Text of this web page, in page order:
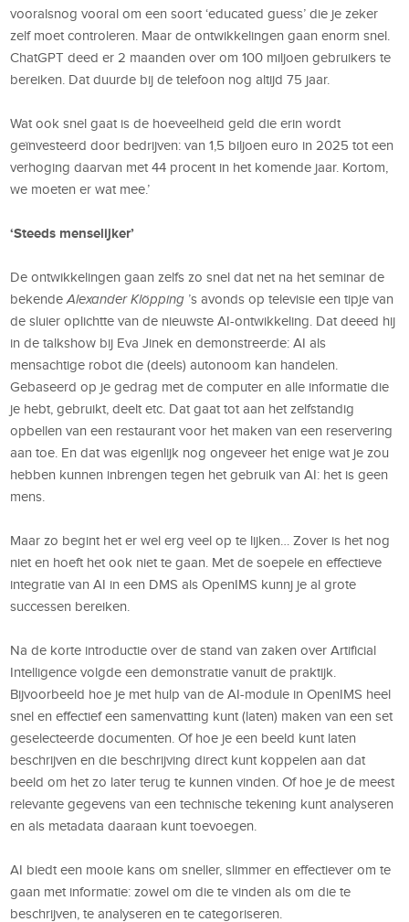
vooralsnog vooral om een soort ‘educated guess’ die je zeker
zelf moet controleren. Maar de ontwikkelingen gaan enorm snel.
ChatGPT deed er 2 maanden over om 100 miljoen gebruikers te
bereiken. Dat duurde bij de telefoon nog altijd 75 jaar.
Wat ook snel gaat is de hoeveelheid geld die erin wordt
geïnvesteerd door bedrijven: van 1,5 biljoen euro in 2025 tot een
verhoging daarvan met 44 procent in het komende jaar. Kortom,
we moeten er wat mee.’
‘Steeds menselijker’
De ontwikkelingen gaan zelfs zo snel dat net na het seminar de
bekendeAlexander Klöpping ’s avonds op televisie een tipje van
de sluier oplichtte van de nieuwste AI-ontwikkeling. Dat deeed hij
in de talkshow bij Eva Jinek en demonstreerde: AI als
mensachtige robot die (deels) autonoom kan handelen.
Gebaseerd op je gedrag met de computer en alle informatie die
je hebt, gebruikt, deelt etc. Dat gaat tot aan het zelfstandig
opbellen van een restaurant voor het maken van een reservering
aan toe. En dat was eigenlijk nog ongeveer het enige wat je zou
hebben kunnen inbrengen tegen het gebruik van AI: het is geen
mens.
Maar zo begint het er wel erg veel op te lijken… Zover is het nog
niet en hoeft het ook niet te gaan. Met de soepele en effectieve
integratie van AI in een DMS als OpenIMS kunnj je al grote
successen bereiken.
Na de korte introductie over de stand van zaken over Artificial
Intelligence volgde een demonstratie vanuit de praktijk.
Bijvoorbeeld hoe je met hulp van de AI-module in OpenIMS heel
snel en effectief een samenvatting kunt (laten) maken van een set
geselecteerde documenten. Of hoe je een beeld kunt laten
beschrijven en die beschrijving direct kunt koppelen aan dat
beeld om het zo later terug te kunnen vinden. Of hoe je de meest
relevante gegevens van een technische tekening kunt analyseren
en als metadata daaraan kunt toevoegen.
AI biedt een mooie kans om sneller, slimmer en effectiever om te
gaan met informatie: zowel om die te vinden als om die te
beschrijven, te analyseren en te categoriseren.